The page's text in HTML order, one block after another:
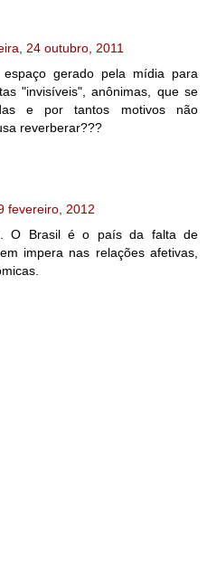
24 outubro, 2011
gerado pela mídia para
"invisíveis", anônimas, que se
e por tantos motivos não
reverberar???
fevereiro, 2012
O Brasil é o país da falta de
impera nas relações afetivas,